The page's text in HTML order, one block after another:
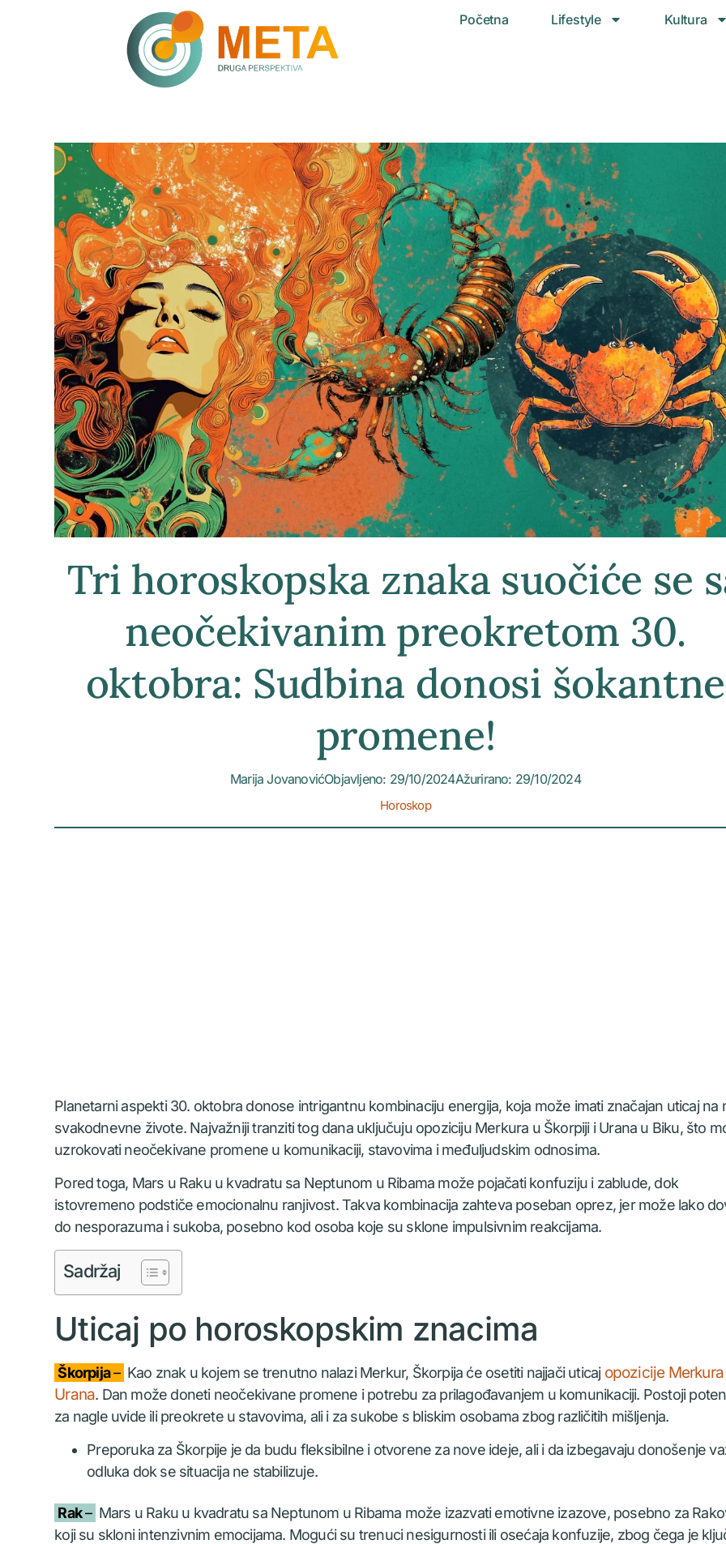
Početna Lifestyle Kultura
Tri horoskopska znaka suočiće se
neočekivanim preokretom 30.
oktobra: Sudbina donosi šokantne
promene!
Marija JovanovićObjavljeno: 29/10/2024Ažurirano: 29/10/2024
Horoskop
Planetarni aspekti 30. oktobra donose intrigantnu kombinaciju energija, koja može imati značajan uticaj na
svakodnevne živote. Najvažniji tranziti tog dana uključuju opoziciju Merkura u Škorpiji i Urana u Biku, što
uzrokovati neočekivane promene u komunikaciji, stavovima i međuljudskim odnosima.
Pored toga, Mars u Raku u kvadratu sa Neptunom u Ribama može pojačati konfuziju i zablude, dok
istovremeno podstiče emocionalnu ranjivost. Takva kombinacija zahteva poseban oprez, jer može lako
do nesporazuma i sukoba, posebno kod osoba koje su sklone impulsivnim reakcijama.
Sadržaj
Uticaj po horoskopskim znacima
Škorpija– Kao znak u kojem se trenutno nalazi Merkur, Škorpija će osetiti najjači uticaj opozicije Merkura
Urana. Dan može doneti neočekivane promene i potrebu za prilagođavanjem u komunikaciji. Postoji
za nagle uvide ili preokrete u stavovima, ali i za sukobe s bliskim osobama zbog različitih mišljenja.
Preporuka za Škorpije je da budu fleksibilne i otvorene za nove ideje, ali i da izbegavaju donošenje
odluka dok se situacija ne stabilizuje.
Rak– Mars u Raku u kvadratu sa Neptunom u Ribama može izazvati emotivne izazove, posebno za
koji su skloni intenzivnim emocijama. Mogući su trenuci nesigurnosti ili osećaja konfuzije, zbog čega je